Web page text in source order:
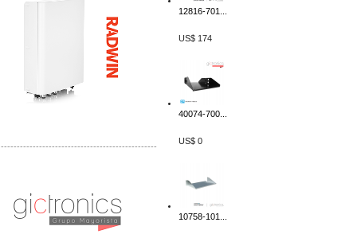
-------------------------------------------------
12816-701...
US$ 174
40074-700...
US$ 0
10758-101...